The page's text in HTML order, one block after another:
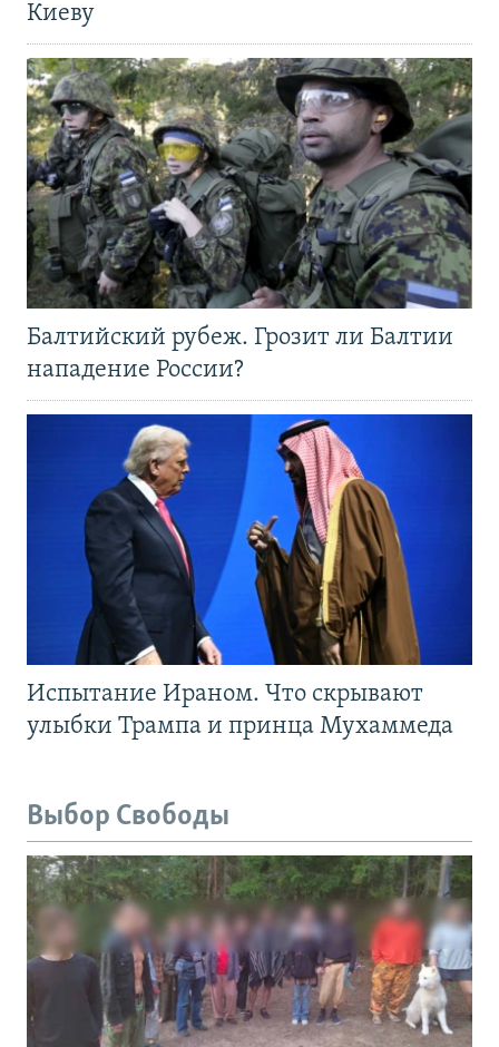
Киеву
Балтийский рубеж. Грозит ли Балтии
нападение России?
Испытание Ираном. Что скрывают
улыбки Трампа и принца Мухаммеда
Выбор Свободы